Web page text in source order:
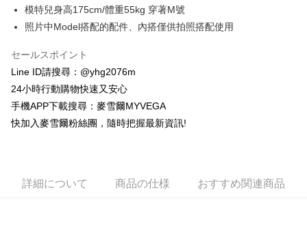
元大商業銀行
永豐商業銀行
玉山商業銀行
星展(台湾)商業銀行
台湾楽天クレジットカード会社
Easy Wallet
代金引換
配送方法
全家取貨付款
配送毎にNT$100、NT$599以上で送料無料
模特兒身高175cm/體重55kg 穿著M號
照片中Model搭配的配件、內搭僅供拍照搭配使用
セールスポイント
Line ID請搜尋：@yhg2076m
24小時行動購物快速又安心
手機APP下載搜尋：麥雪爾MYVEGA
快加入麥雪爾粉絲團，隨時把握最新資訊!
詳細について 商品の仕様 おすすめ関連商品